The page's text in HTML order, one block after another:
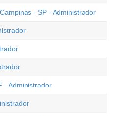
- SP - Administrador
- Administrador